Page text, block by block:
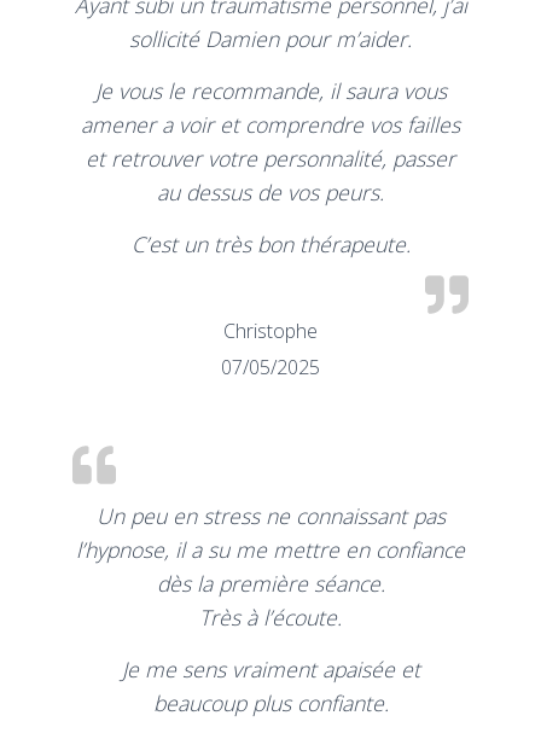
sollicité Damien pour m’aider.
Je vous le recommande, il saura vous
amener a voir et comprendre vos failles
et retrouver votre personnalité, passer
au dessus de vos peurs.
C’est un très bon thérapeute.
Christophe
07/05/2025
Un peu en stress ne connaissant pas
l’hypnose, il a su me mettre en confiance
dès la première séance.
Très à l’écoute.
Je me sens vraiment apaisée et
beaucoup plus confiante.